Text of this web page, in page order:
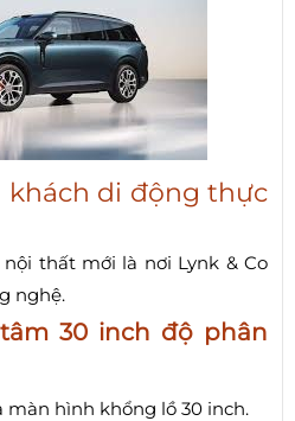
khách di động thực
thất mới là nơi Lynk & Co
nghệ.
30 inch độ phân
hình khổng lồ 30 inch.